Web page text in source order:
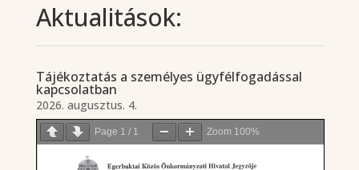
Aktualitások:
Tájékoztatás a személyes ügyfélfogadással
kapcsolatban
2026. augusztus. 4.
Page 1 / 1 Zoom 100%